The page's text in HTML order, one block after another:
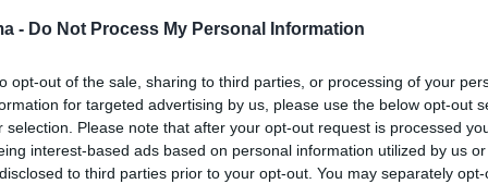
- Do Not Process My Personal Information
opt-out of the sale, sharing to third parties, or processing of your
for targeted advertising by us, please use the below opt-out
selection. Please note that after your opt-out request is processed
interest-based ads based on personal information utilized by us
to third parties prior to your opt-out. You may separately
η παραγωγή του πιο
αυτοκινήτου της 20ετίας -